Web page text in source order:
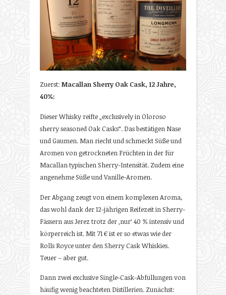
Zuerst: Macallan Sherry Oak Cask, 12 Jahre,
40%:
Dieser Whisky reifte „exclusively in Oloroso
sherry seasoned Oak Casks“. Das bestätigen Nase
und Gaumen. Man riecht und schmeckt Süße und
Aromen von getrockneten Früchten in der für
Macallan typischen Sherry-Intensität. Zudem eine
angenehme Süße und Vanille-Aromen.
Der Abgang zeugt von einem komplexen Aroma,
das wohl dank der 12-jährigen Reifezeit in Sherry-
Fässern aus Jerez trotz der ‚nur‘ 40 % intensiv und
körperreich ist. Mit 71 € ist er so etwas wie der
Rolls Royce unter den Sherry Cask Whiskies.
Teuer – aber gut.
Dann zwei exclusive Single-Cask-Abfüllungen von
häufig wenig beachteten Distillerien. Zunächst: